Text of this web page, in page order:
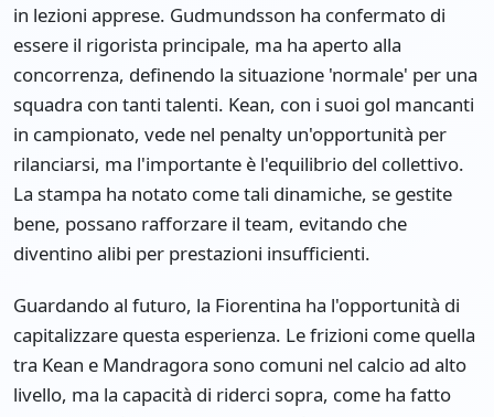
in lezioni apprese. Gudmundsson ha confermato di
essere il rigorista principale, ma ha aperto alla
concorrenza, definendo la situazione 'normale' per una
squadra con tanti talenti. Kean, con i suoi gol mancanti
in campionato, vede nel penalty un'opportunità per
rilanciarsi, ma l'importante è l'equilibrio del collettivo.
La stampa ha notato come tali dinamiche, se gestite
bene, possano rafforzare il team, evitando che
diventino alibi per prestazioni insufficienti.
Guardando al futuro, la Fiorentina ha l'opportunità di
capitalizzare questa esperienza. Le frizioni come quella
tra Kean e Mandragora sono comuni nel calcio ad alto
livello, ma la capacità di riderci sopra, come ha fatto